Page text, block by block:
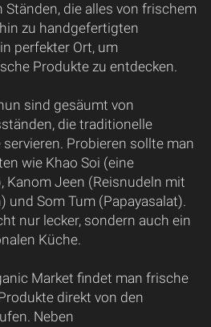
Ständen, die alles von frischem
zu handgefertigten
perfekter Ort, um
Produkte zu entdecken.
sind gesäumt von
die traditionelle
Probieren sollte man
wie Khao Soi (eine
Kanom Jeen (Reisnudeln mit
und Som Tum (Papayasalat).
nur lecker, sondern auch ein
Küche.
Market findet man frische
direkt von den
Neben